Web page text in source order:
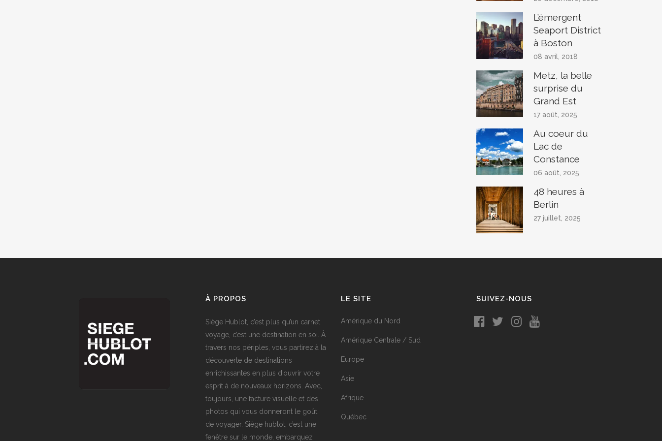
L’émergent
Seaport District
à Boston
08 avril, 2018
Metz, la belle
surprise du
Grand Est
17 août, 2025
Au coeur du
Lac de
Constance
06 août, 2025
48 heures à
Berlin
27 juillet, 2025
À PROPOS
Siège Hublot, c’est plus qu’un carnet
voyage, c’est une destination en soi. À
travers nos périples, vous partirez à la
découverte de destinations
enrichissantes en plus d’ouvrir votre
esprit à de nouveaux horizons. Avec,
toujours, une facture visuelle et des
photos qui vous donneront le goût
de voyager. Siège hublot, c’est une
fenêtre sur le monde, embarquez
LE SITE
Amérique du Nord
Amérique Centrale / Sud
Europe
Asie
Afrique
Québec
SUIVEZ-NOUS